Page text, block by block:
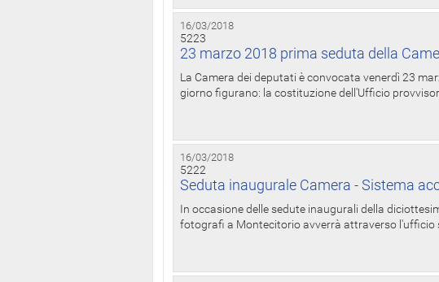
16/03/2018
5223
23 marzo 2018 prima seduta della
La Camera dei deputati è convocata venerdì 23
giorno figurano: la costituzione dell'Ufficio
16/03/2018
5222
Seduta inaugurale Camera - Sistema
In occasione delle sedute inaugurali della
fotografi a Montecitorio avverrà attraverso l'ufficio